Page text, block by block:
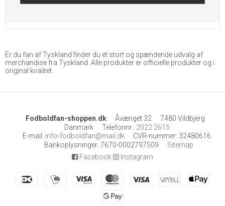
Er du fan af Tyskland finder du et stort og spændende udvalg af
merchandise fra Tyskland. Alle produkter er officielle produkter og i
original kvalitet.
Fodboldfan-shoppen.dk Åvænget 32
7480 Vildbjerg
Danmark
Telefonnr.: 2022 2615
E-mail : info-fodboldfan@mail.dk CVR-nummer: 32480616
Bankoplysninger: 7670-0002797509
Sitemap
Facebook
Instagram